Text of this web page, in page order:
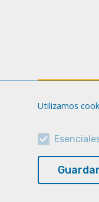
Utilizamos